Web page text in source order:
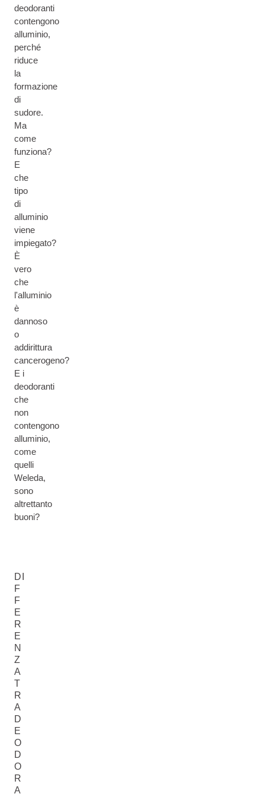
deodoranti
contengono
alluminio,
perché
riduce
la
formazione
di
sudore.
Ma
come
funziona?
E
che
tipo
di
alluminio
viene
impiegato?
È
vero
che
l'alluminio
è
dannoso
o
addirittura
cancerogeno?
E i
deodoranti
che
non
contengono
alluminio,
come
quelli
Weleda,
sono
altrettanto
buoni?
DI
F
F
E
R
E
N
Z
A
T
R
A
D
E
O
D
O
R
A